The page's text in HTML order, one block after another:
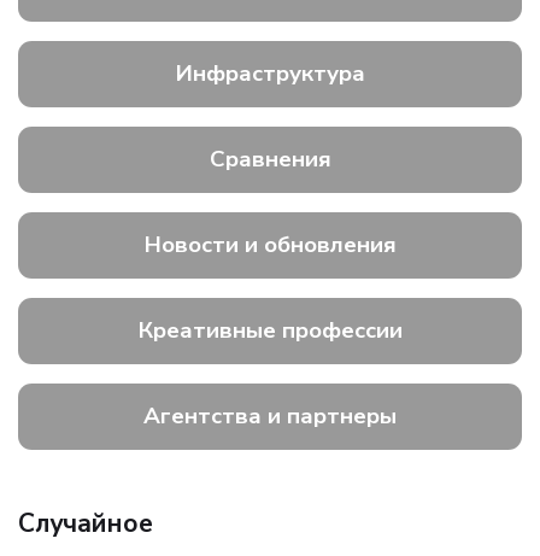
Инфраструктура
Сравнения
Новости и обновления
Креативные профессии
Агентства и партнеры
Случайное